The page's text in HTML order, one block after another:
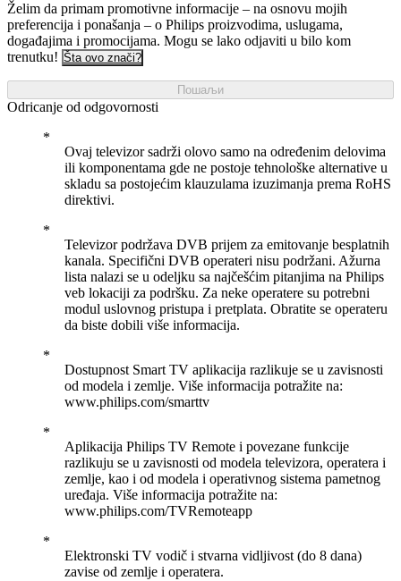
Želim da primam promotivne informacije – na osnovu mojih
preferencija i ponašanja – o Philips proizvodima, uslugama,
događajima i promocijama. Mogu se lako odjaviti u bilo kom
trenutku! Šta ovo znači?
Пошаљи
Odricanje od odgovornosti
Ovaj televizor sadrži olovo samo na određenim delovima
ili komponentama gde ne postoje tehnološke alternative u
skladu sa postojećim klauzulama izuzimanja prema RoHS
direktivi.
Televizor podržava DVB prijem za emitovanje besplatnih
kanala. Specifični DVB operateri nisu podržani. Ažurna
lista nalazi se u odeljku sa najčešćim pitanjima na Philips
veb lokaciji za podršku. Za neke operatere su potrebni
modul uslovnog pristupa i pretplata. Obratite se operateru
da biste dobili više informacija.
Dostupnost Smart TV aplikacija razlikuje se u zavisnosti
od modela i zemlje. Više informacija potražite na:
www.philips.com/smarttv
Aplikacija Philips TV Remote i povezane funkcije
razlikuju se u zavisnosti od modela televizora, operatera i
zemlje, kao i od modela i operativnog sistema pametnog
uređaja. Više informacija potražite na:
www.philips.com/TVRemoteapp
Elektronski TV vodič i stvarna vidljivost (do 8 dana)
zavise od zemlje i operatera.